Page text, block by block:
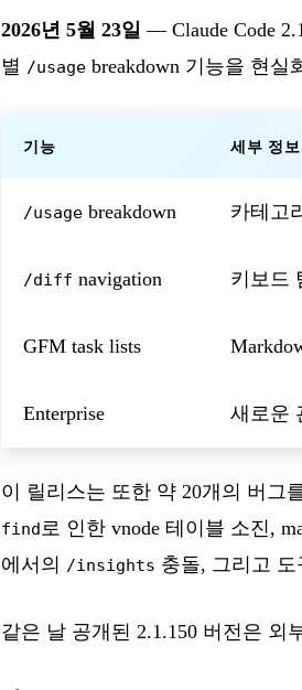
2026년 5월 23일 — Claude Code
별 /usage breakdown 기능을 현실
기능 세부 정보
/usage breakdown 카테고
/diff navigation 키보드
GFM task lists
Enterprise 새로운
이 릴리스는 또한 약 20개의 버그
find 로 인한 vnode 테이블 소진,
에서의 /insights 충돌, 그리고
같은 날 공개된 2.1.150 버전은